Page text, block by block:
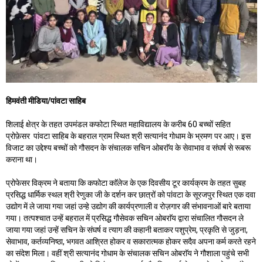
हिमवंती मीडिया/पांवटा साहिब
शिलाई क्षेत्र के तहत उपमंडल कफोटा स्थित महाविद्यालय के करीब 60 बच्चों सहित
प्रोफ़ेसर पांवटा साहिब के बहराल ग्राम स्थित श्री सत्यानंद गोधाम के भ्रमण पर आए। इस
विजाट का उद्देश्य बच्चों को गौसदन के संचालक सचिन ओबराॅय के सेवाभाव व संघर्ष से रूबरू
कराना था।
प्रोफेसर विक्रम ने बताया कि कफोटा काॅलेज के एक दिवसीय टूर कार्यक्रम के तहत सुबह
प्रसिद्ध धार्मिक स्थल श्री रेणुका जी के दर्शन कर छात्रों को पांवटा के सूरजपुर स्थित एक दवा
उद्योग में ले जाया गया जहां उन्हे उद्योग की कार्यप्रणाली व रोज़गार की संभावनाओं बारे बताया
गया। तत्पश्चात उन्हें बहराल में प्रसिद्ध गौसेवक सचिन ओबराॅय द्वारा संचालित गौसदन ले
जाया गया जहां उन्हें सचिन के संघर्ष व त्याग की कहानी बताकर पशुप्रेम, प्रकृति से जुड़ना,
सेवाभाव, कर्तव्यनिष्ठा, भगवत आश्रित होकर व सकारात्मक होकर सदैव अपना कर्म करते रहने
का संदेश मिला। वहीं श्री सत्यानंद गोधाम के संचालक सचिन ओबराॅय ने गौशाला पहुंचे सभी